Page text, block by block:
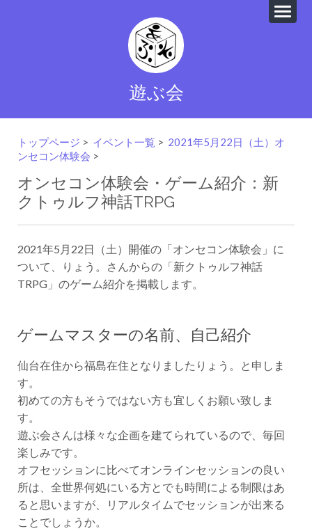
遊ぶ会
トップページ > イベント一覧 > 2021年5月22日（土）オ
ンセコン体験会 >
オンセコン体験会・ゲーム紹介：新
クトゥルフ神話TRPG
2021年5月22日（土）開催の「オンセコン体験会」に
ついて、りょう。さんからの「新クトゥルフ神話
TRPG」のゲーム紹介を掲載します。
ゲームマスターの名前、自己紹介
仙台在住から福島在住となりましたりょう。と申しま
す。
初めての方もそうではない方も宜しくお願い致しま
す。
遊ぶ会さんは様々な企画を建てられているので、毎回
楽しみです。
オフセッションに比べてオンラインセッションの良い
所は、全世界何処にいる方とでも時間による制限はあ
ると思いますが、リアルタイムでセッションが出来る
ことでしょうか。